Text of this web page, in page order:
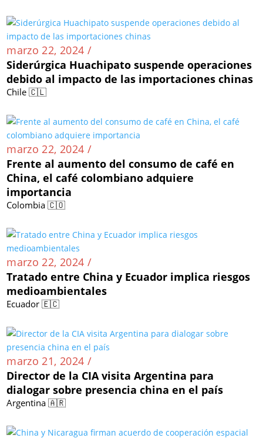
marzo 22, 2024 /
Siderúrgica Huachipato suspende operaciones
debido al impacto de las importaciones chinas
Chile 🇨🇱
marzo 22, 2024 /
Frente al aumento del consumo de café en
China, el café colombiano adquiere
importancia
Colombia 🇨🇴
marzo 22, 2024 /
Tratado entre China y Ecuador implica riesgos
medioambientales
Ecuador 🇪🇨
marzo 21, 2024 /
Director de la CIA visita Argentina para
dialogar sobre presencia china en el país
Argentina 🇦🇷